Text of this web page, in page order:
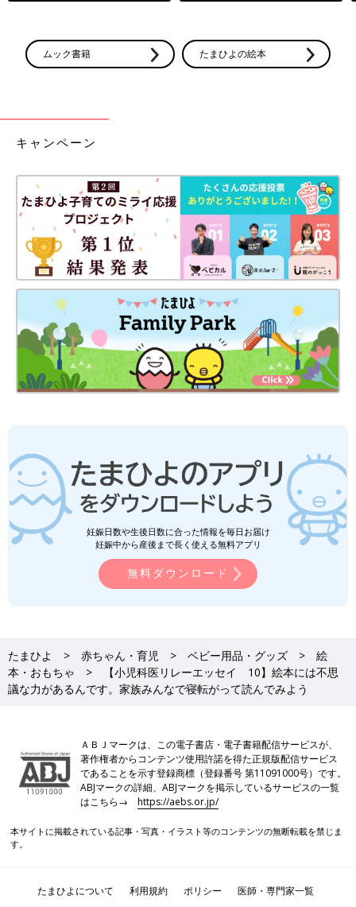
ムック書籍 たまひよの絵本
キャンペーン
妊娠日数や生後日数に合った情報を毎日お届け
妊娠中から産後まで長く使える無料アプリ
無料ダウンロード
たまひよ 赤ちゃん・育児 ベビー用品・グッズ
絵
本・おもちゃ
【小児科医リレーエッセイ 10】絵本には不思
議な力があるんです。家族みんなで寝転がって読んでみよう
ＡＢＪマークは、この電子書店・電子書籍配信サービスが、
著作権者からコンテンツ使用許諾を得た正規版配信サービス
であることを示す登録商標（登録番号 第11091000号）です。
ABJマークの詳細、ABJマークを掲示しているサービスの一覧
はこちら→https://aebs.or.jp/
本サイトに掲載されている記事・写真・イラスト等のコンテンツの無断転載を禁じま
す。
たまひよについて 利用規約 ポリシー
医師・専門家一覧